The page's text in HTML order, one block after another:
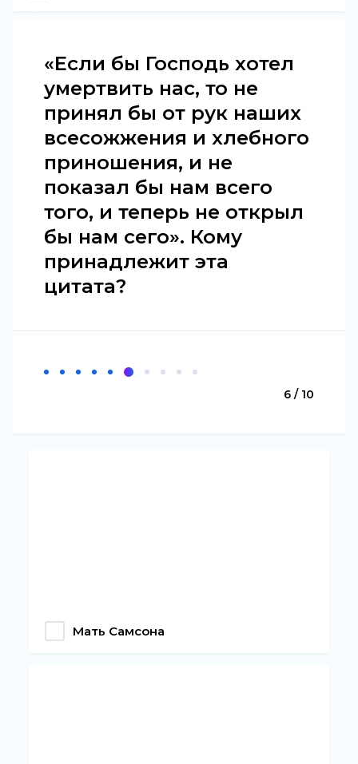
«Если бы Господь хотел
умертвить нас, то не
принял бы от рук наших
всесожжения и хлебного
приношения, и не
показал бы нам всего
того, и теперь не открыл
бы нам сего». Кому
принадлежит эта
цитата?
6 / 10
Мать Самсона